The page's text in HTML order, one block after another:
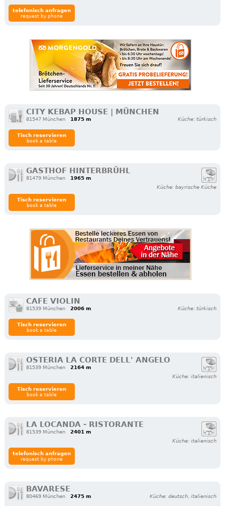
telefonisch anfragen
request by phone
CITY KEBAP HOUSE | MÜNCHEN
81547 München 1875 m Küche: türkisch
Tisch reservieren
book a table
GASTHOF HINTERBRÜHL
81479 München
1965 m
Küche: bayrische Küche
Tisch reservieren
book a table
CAFE VIOLIN
81539 München 2006 m Küche: türkisch
Tisch reservieren
book a table
OSTERIA LA CORTE DELL' ANGELO
81539 München
2164 m
Küche: italienisch
Tisch reservieren
book a table
LA LOCANDA - RISTORANTE
81539 München
2401 m
Küche: italienisch
telefonisch anfragen
request by phone
BAVARESE
80469 München 2475 m Küche: deutsch, italienisch